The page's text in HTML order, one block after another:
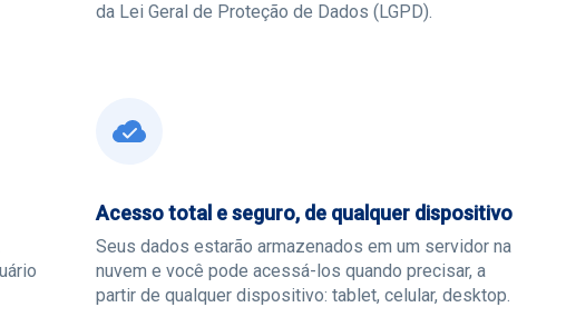
da Lei Geral de Proteção de Dados (LGPD).
Acesso total e seguro, de qualquer dispositivo
Seus dados estarão armazenados em um servidor na
nuvem e você pode acessá-los quando precisar, a
partir de qualquer dispositivo: tablet, celular, desktop.